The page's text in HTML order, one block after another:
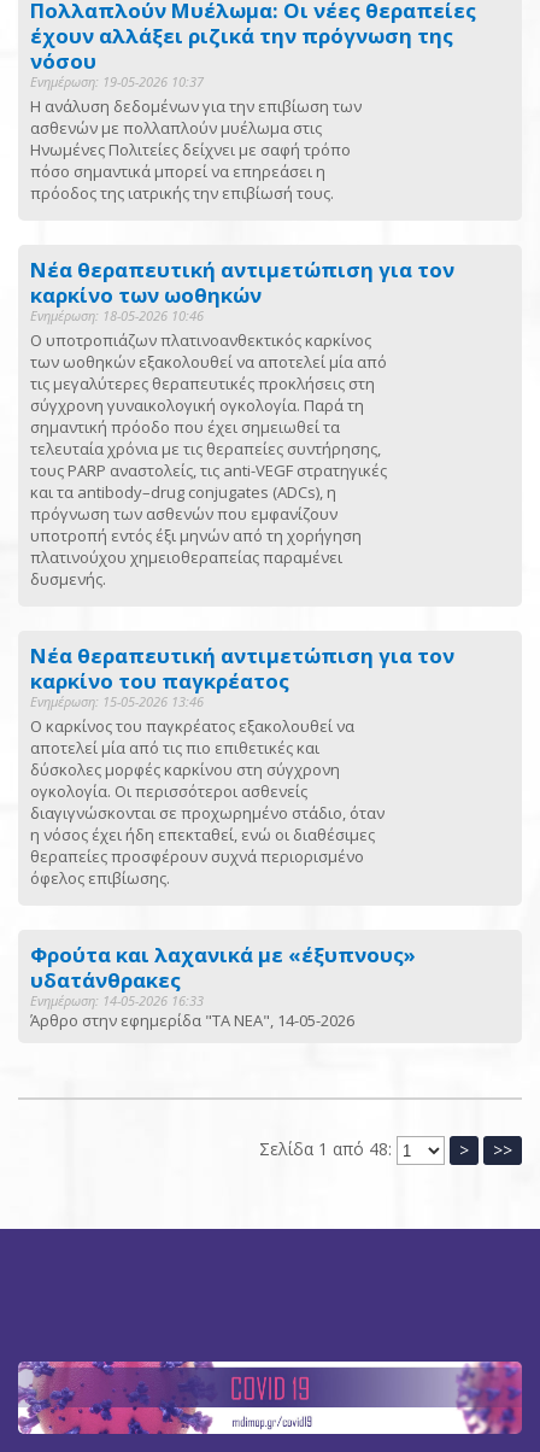
Πολλαπλούν Μυέλωμα: Οι νέες θεραπείες
έχουν αλλάξει ριζικά την πρόγνωση της
νόσου
Ενημέρωση: 19-05-2026 10:37
Η ανάλυση δεδομένων για την επιβίωση των
ασθενών με πολλαπλούν μυέλωμα στις
Ηνωμένες Πολιτείες δείχνει με σαφή τρόπο
πόσο σημαντικά μπορεί να επηρεάσει η
πρόοδος της ιατρικής την επιβίωσή τους.
Νέα θεραπευτική αντιμετώπιση για τον
καρκίνο των ωοθηκών
Ενημέρωση: 18-05-2026 10:46
Ο υποτροπιάζων πλατινοανθεκτικός καρκίνος
των ωοθηκών εξακολουθεί να αποτελεί μία από
τις μεγαλύτερες θεραπευτικές προκλήσεις στη
σύγχρονη γυναικολογική ογκολογία. Παρά τη
σημαντική πρόοδο που έχει σημειωθεί τα
τελευταία χρόνια με τις θεραπείες συντήρησης,
τους PARP αναστολείς, τις anti-VEGF στρατηγικές
και τα antibody–drug conjugates (ADCs), η
πρόγνωση των ασθενών που εμφανίζουν
υποτροπή εντός έξι μηνών από τη χορήγηση
πλατινούχου χημειοθεραπείας παραμένει
δυσμενής.
Νέα θεραπευτική αντιμετώπιση για τον
καρκίνο του παγκρέατος
Ενημέρωση: 15-05-2026 13:46
Ο καρκίνος του παγκρέατος εξακολουθεί να
αποτελεί μία από τις πιο επιθετικές και
δύσκολες μορφές καρκίνου στη σύγχρονη
ογκολογία. Οι περισσότεροι ασθενείς
διαγιγνώσκονται σε προχωρημένο στάδιο, όταν
η νόσος έχει ήδη επεκταθεί, ενώ οι διαθέσιμες
θεραπείες προσφέρουν συχνά περιορισμένο
όφελος επιβίωσης.
Φρούτα και λαχανικά με «έξυπνους»
υδατάνθρακες
Ενημέρωση: 14-05-2026 16:33
Άρθρο στην εφημερίδα "ΤΑ ΝΕΑ", 14-05-2026
Σελίδα 1 από 48: > >>